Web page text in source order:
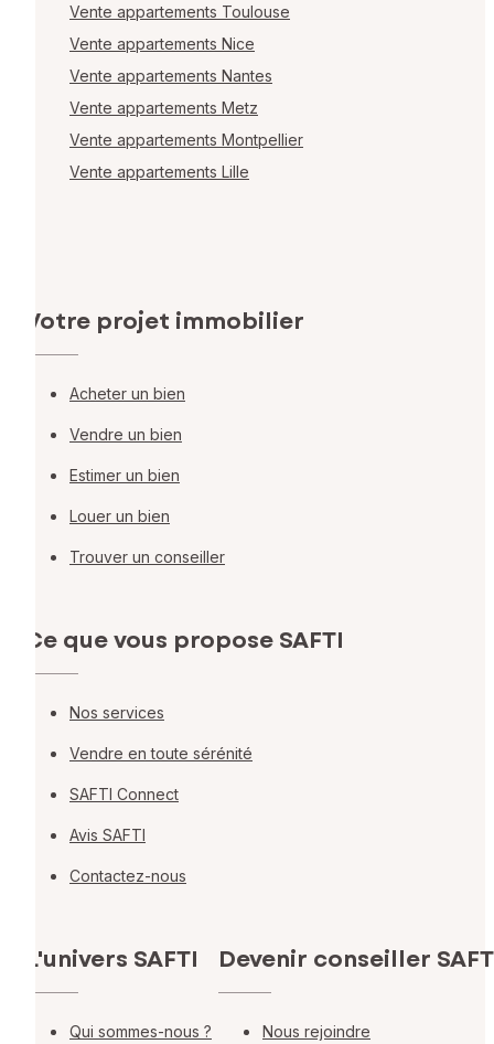
Vente appartements Toulouse
Vente appartements Nice
Vente appartements Nantes
Vente appartements Metz
Vente appartements Montpellier
Vente appartements Lille
Votre projet immobilier
Acheter un bien
Vendre un bien
Estimer un bien
Louer un bien
Trouver un conseiller
Ce que vous propose SAFTI
Nos services
Vendre en toute sérénité
SAFTI Connect
Avis SAFTI
Contactez-nous
L'univers SAFTI
Qui sommes-nous ?
Devenir conseiller
Nous rejoindre